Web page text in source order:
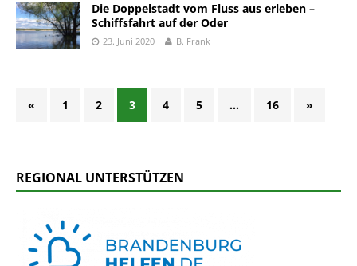
Die Doppelstadt vom Fluss aus erleben –
Schiffsfahrt auf der Oder
23. Juni 2020 B. Frank
« 1 2 3 4 5 … 16 »
REGIONAL UNTERSTÜTZEN